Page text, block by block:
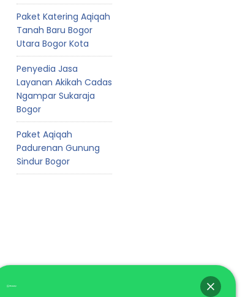
Paket Katering Aqiqah
Tanah Baru Bogor
Utara Bogor Kota
Penyedia Jasa
Layanan Akikah Cadas
Ngampar Sukaraja
Bogor
Paket Aqiqah
Padurenan Gunung
Sindur Bogor